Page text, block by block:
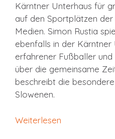
Kärntner Unterhaus für
auf den Sportplätzen
Medien. Simon Rustia
ebenfalls in der Kärntner
erfahrener Fußballer
über die gemeinsame
beschreibt die
Slowenen.
Weiterlesen